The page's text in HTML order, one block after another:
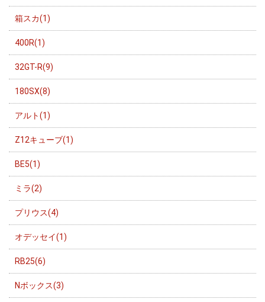
箱スカ(1)
400R(1)
32GT-R(9)
180SX(8)
アルト(1)
Z12キューブ(1)
BE5(1)
ミラ(2)
プリウス(4)
オデッセイ(1)
RB25(6)
Nボックス(3)